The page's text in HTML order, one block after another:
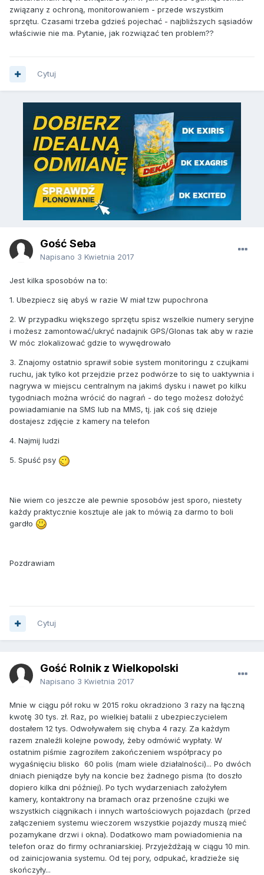
związany z ochroną, monitorowaniem - przede wszystkim
sprzętu. Czasami trzeba gdzieś pojechać - najbliższych sąsiadów
właściwie nie ma. Pytanie, jak rozwiązać ten problem??
Cytuj
Gość Seba
Napisano 3 Kwietnia 2017
Jest kilka sposobów na to:
1. Ubezpiecz się abyś w razie W miał tzw pupochrona
2. W przypadku większego sprzętu spisz wszelkie numery seryjne
i możesz zamontować/ukryć nadajnik GPS/Glonas tak aby w razie
W móc zlokalizować gdzie to wywędrowało
3. Znajomy ostatnio sprawił sobie system monitoringu z czujkami
ruchu, jak tylko kot przejdzie przez podwórze to się to uaktywnia i
nagrywa w miejscu centralnym na jakimś dysku i nawet po kilku
tygodniach można wrócić do nagrań - do tego możesz dołożyć
powiadamianie na SMS lub na MMS, tj. jak coś się dzieje
dostajesz zdjęcie z kamery na telefon
4. Najmij ludzi
5. Spuść psy
Nie wiem co jeszcze ale pewnie sposobów jest sporo, niestety
każdy praktycznie kosztuje ale jak to mówią za darmo to boli
gardło
Pozdrawiam
Cytuj
Gość Rolnik z Wielkopolski
Napisano 3 Kwietnia 2017
Mnie w ciągu pół roku w 2015 roku okradziono 3 razy na łączną
kwotę 30 tys. zł. Raz, po wielkiej batalii z ubezpieczycielem
dostałem 12 tys. Odwoływałem się chyba 4 razy. Za każdym
razem znaleźli kolejne powody, żeby odmówić wypłaty. W
ostatnim piśmie zagroziłem zakończeniem współpracy po
wygaśnięciu blisko 60 polis (mam wiele działalności)... Po dwóch
dniach pieniądze były na koncie bez żadnego pisma (to doszło
dopiero kilka dni później). Po tych wydarzeniach założyłem
kamery, kontaktrony na bramach oraz przenośne czujki we
wszystkich ciągnikach i innych wartościowych pojazdach (przed
załączeniem systemu wieczorem wszystkie pojazdy muszą mieć
pozamykane drzwi i okna). Dodatkowo mam powiadomienia na
telefon oraz do firmy ochraniarskiej. Przyjeżdżają w ciągu 10 min.
od zainicjowania systemu. Od tej pory, odpukać, kradzieże się
skończyły...